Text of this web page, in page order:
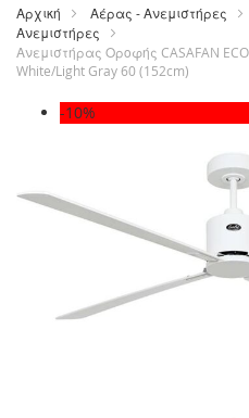
περιεχόμενο
Αρχική Αέρας - Ανεμιστήρες
Ανεμιστήρες
Ανεμιστήρας Οροφής CASAFAN
White/Light Gray 60 (152cm)
Μετάβαση
συλλογής
εικόνων
-10%